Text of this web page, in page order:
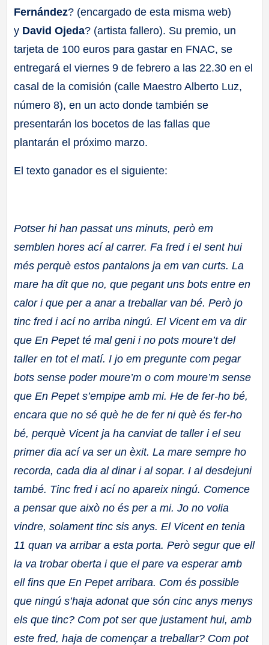
Fernández? (encargado de esta misma web)
y David Ojeda? (artista fallero). Su premio, un
tarjeta de 100 euros para gastar en FNAC, se
entregará el viernes 9 de febrero a las 22.30 en el
casal de la comisión (calle Maestro Alberto Luz,
número 8), en un acto donde también se
presentarán los bocetos de las fallas que
plantarán el próximo marzo.
El texto ganador es el siguiente:
Potser hi han passat uns minuts, però em
semblen hores ací al carrer. Fa fred i el sent hui
més perquè estos pantalons ja em van curts. La
mare ha dit que no, que pegant uns bots entre en
calor i que per a anar a treballar van bé. Però jo
tinc fred i ací no arriba ningú. El Vicent em va dir
que En Pepet té mal geni i no pots moure’t del
taller en tot el matí. I jo em pregunte com pegar
bots sense poder moure’m o com moure’m sense
que En Pepet s’empipe amb mi. He de fer-ho bé,
encara que no sé què he de fer ni què és fer-ho
bé, perquè Vicent ja ha canviat de taller i el seu
primer dia ací vaser un èxit. La mare sempre ho
recorda, cada dia al dinar i al sopar. I al desdejuni
també. Tinc fred i ací no apareix ningú. Comence
a pensar que això no és per a mi. Jo no volia
vindre, solament tinc sis anys. El Vicent en tenia
11 quan va arribar a esta porta. Però segur que ell
la va trobar oberta i que el pare va esperar amb
ell fins que En Pepet arribara. Com és possible
que ningú s’haja adonat que són cinc anys menys
els que tinc? Com pot ser que justament hui, amb
este fred, haja de començar a treballar? Com pot